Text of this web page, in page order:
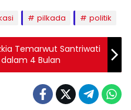
pilkada politik
Temarwut Santriwati
4 Bulan